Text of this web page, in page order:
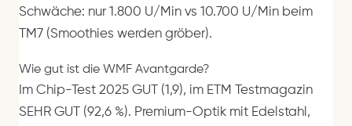
Schwäche: nur 1.800 U/Min vs 10.700 U/Min beim
TM7 (Smoothies werden gröber).
Wie gut ist die WMF Avantgarde?
Im Chip-Test 2025 GUT (1,9), im ETM Testmagazin
SEHR GUT (92,6 %). Premium-Optik mit Edelstahl,